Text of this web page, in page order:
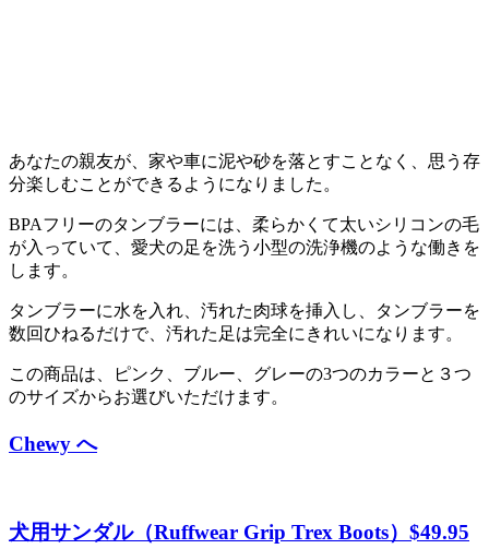
あなたの親友が、家や車に泥や砂を落とすことなく、思う存
分楽しむことができるようになりました。
BPAフリーのタンブラーには、柔らかくて太いシリコンの毛
が入っていて、愛犬の足を洗う小型の洗浄機のような働きを
します。
タンブラーに水を入れ、汚れた肉球を挿入し、タンブラーを
数回ひねるだけで、汚れた足は完全にきれいになります。
この商品は、ピンク、ブルー、グレーの3つのカラーと３つ
のサイズからお選びいただけます。
Chewy へ
犬用サンダル（Ruffwear Grip Trex Boots） $49.95